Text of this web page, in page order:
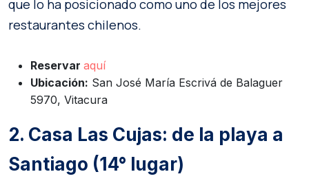
que lo ha posicionado como uno de los mejores
restaurantes chilenos.
Reservar aquí
Ubicación: San José María Escrivá de Balaguer
5970, Vitacura
2. Casa Las Cujas: de la playa a
Santiago (14° lugar)